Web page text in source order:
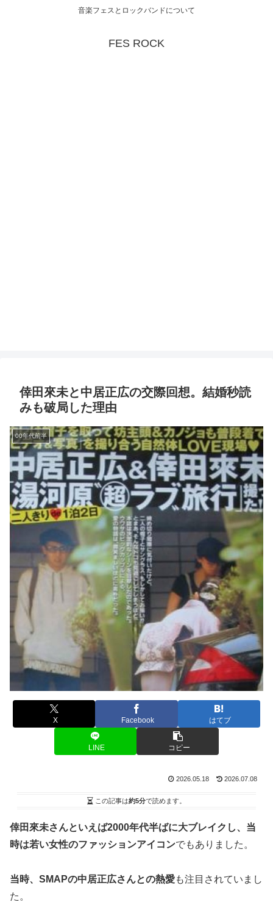
音楽フェスとロックバンドについて
FES ROCK
倖田來未と中居正広の交際回想。結婚秒読
みも破局した理由
00年代前半
X Facebook はてブ
LINE コピー
2026.05.18 2026.07.08
この記事は約5分で読めます。
倖田來未さんといえば2000年代半ばに大ブレイクし、当
時は若い女性のファッションアイコンでもありました。
当時、SMAPの中居正広さんとの熱愛も注目されていまし
た。